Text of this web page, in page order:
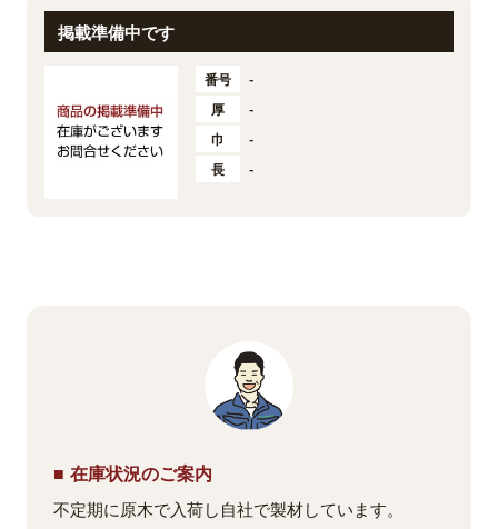
掲載準備中です
番号
-
厚
-
巾
-
長
-
在庫状況のご案内
不定期に原木で入荷し自社で製材しています。